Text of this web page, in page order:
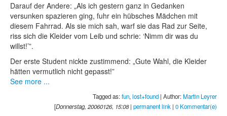
Darauf der Andere: „Als ich gestern ganz in Gedanken
versunken spazieren ging, fuhr ein hübsches Mädchen mit
diesem Fahrrad. Als sie mich sah, warf sie das Rad zur Seite,
riss sich die Kleider vom Leib und schrie: ‘Nimm dir was du
willst!’”.
Der erste Student nickte zustimmend: „Gute Wahl, die Kleider
hätten vermutlich nicht gepasst!”
See more ...
Tagged as:fun,lost+found | Author:Martin Leyrer
[Donnerstag, 20060126, 15:08| permanent link | 0 Kommentar(e)